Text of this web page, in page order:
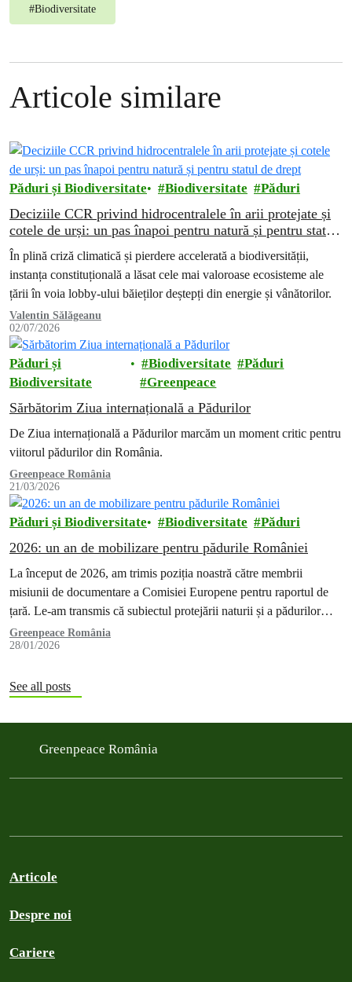
#Biodiversitate
Articole similare
Păduri și Biodiversitate Biodiversitate Păduri
Deciziile CCR privind hidrocentralele în arii protejate și
cotele de urși: un pas înapoi pentru natură și pentru statul
de drept
În plină criză climatică și pierdere accelerată a biodiversității,
instanța constituțională a lăsat cele mai valoroase ecosisteme ale
țării în voia lobby-ului băieților deștepți din energie și vânătorilor.
Valentin Sălăgeanu
02/07/2026
Păduri și
Biodiversitate
Biodiversitate
Păduri
Greenpeace
Sărbătorim Ziua internațională a Pădurilor
De Ziua internațională a Pădurilor marcăm un moment critic pentru
viitorul pădurilor din România.
Greenpeace România
21/03/2026
Păduri și Biodiversitate Biodiversitate Păduri
2026: un an de mobilizare pentru pădurile României
La început de 2026, am trimis poziția noastră către membrii
misiunii de documentare a Comisiei Europene pentru raportul de
țară. Le-am transmis că subiectul protejării naturii și a pădurilor
nu…
Greenpeace România
28/01/2026
See all posts
Greenpeace România
Articole
Despre noi
Cariere